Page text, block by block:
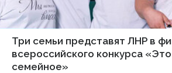
Три семьи представят ЛНР в
всероссийского конкурса
семейное»